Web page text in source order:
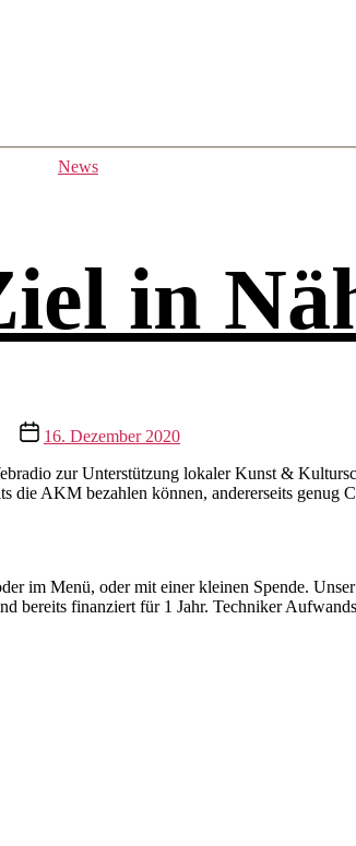
Kategorien
News
in
Beitragsdatum
16. Dezember 2020
zur Unterstützung lokaler Kunst &
AKM bezahlen können, andererseits genug
im Menü, oder mit einer kleinen Spende.
bereits finanziert für 1 Jahr. Techniker